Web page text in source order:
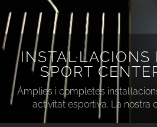
INSTAL·LACIONS
SPORT
Àmplies i completes
activitat esportiva. La nostra